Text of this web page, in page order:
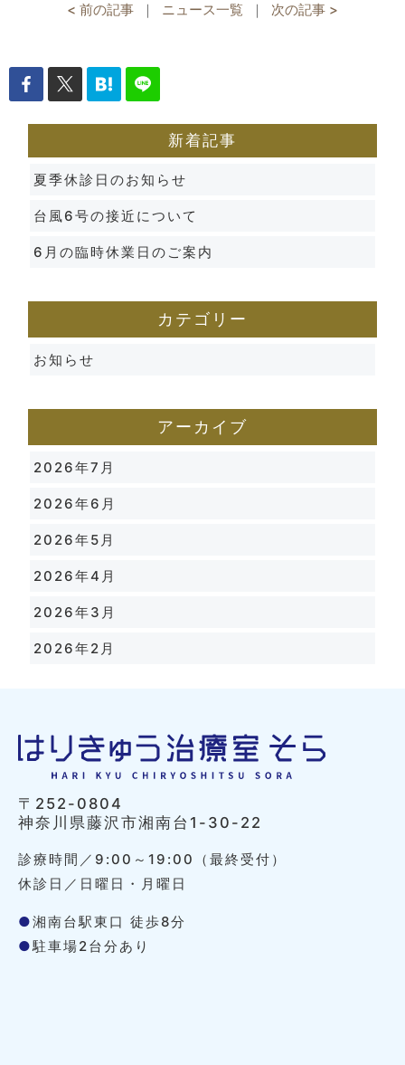
< 前の記事 ｜ ニュース一覧 ｜ 次の記事 >
新着記事
夏季休診日のお知らせ
台風6号の接近について
6月の臨時休業日のご案内
カテゴリー
お知らせ
アーカイブ
2026年7月
2026年6月
2026年5月
2026年4月
2026年3月
2026年2月
〒252-0804
神奈川県藤沢市湘南台1-30-22
診療時間／9:00～19:00（最終受付）
休診日／日曜日・月曜日
●湘南台駅東口 徒歩8分
●駐車場2台分あり